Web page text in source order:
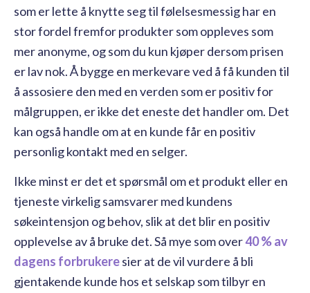
som er lette å knytte seg til følelsesmessig har en
stor fordel fremfor produkter som oppleves som
mer anonyme, og som du kun kjøper dersom prisen
er lav nok. Å bygge en merkevare ved å få kunden til
å assosiere den med en verden som er positiv for
målgruppen, er ikke det eneste det handler om. Det
kan også handle om at en kunde får en positiv
personlig kontakt med en selger.
Ikke minst er det et spørsmål om et produkt eller en
tjeneste virkelig samsvarer med kundens
søkeintensjon og behov, slik at det blir en positiv
opplevelse av å bruke det. Så mye som over40 % av
dagens forbrukeresier at de vil vurdere å bli
gjentakende kunde hos et selskap som tilbyr en